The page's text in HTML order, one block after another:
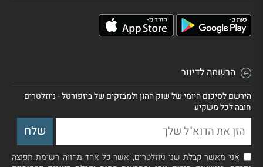
הרשמה לדיוור
הירשם לסיכום היומי של שוק ההון ולמבזקים של ביזפורטל - ניוזלטרים
חובה לכל משקיע
אני מאשר קבלת שני ניוזלטרים, אשר כל אחד מהווה רשימת תפוצה